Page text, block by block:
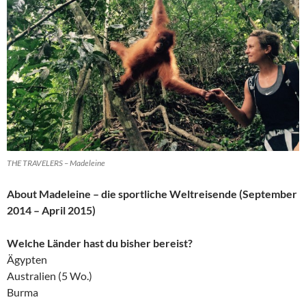
THE TRAVELERS – Madeleine
About Madeleine – die sportliche Weltreisende (September
2014 – April 2015)
Welche Länder hast du bisher bereist?
Ägypten
Australien (5 Wo.)
Burma